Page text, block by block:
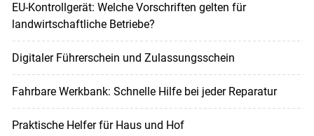
EU-Kontrollgerät: Welche Vorschriften gelten für
landwirtschaftliche Betriebe?
Digitaler Führerschein und Zulassungsschein
Fahrbare Werkbank: Schnelle Hilfe bei jeder Reparatur
Praktische Helfer für Haus und Hof